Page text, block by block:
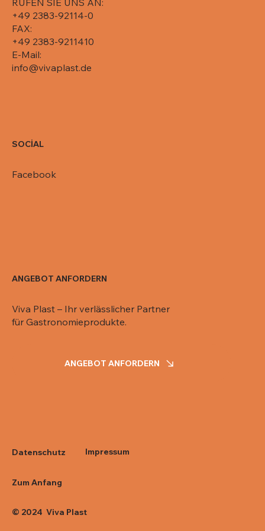
+49 2383-92114-0
FAX:
+49 2383-9211410
E-Mail:
info@vivaplast.de
SOCİAL
Facebook
ANGEBOT ANFORDERN
Viva Plast – Ihr verlässlicher Partner
für Gastronomieprodukte.
ANGEBOT ANFORDERN
Datenschutz
Zum Anfang
© 2024 Viva Plast
Impressum